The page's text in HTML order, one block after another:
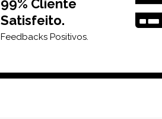
99% Cliente
Satisfeito.
Feedbacks Positivos.